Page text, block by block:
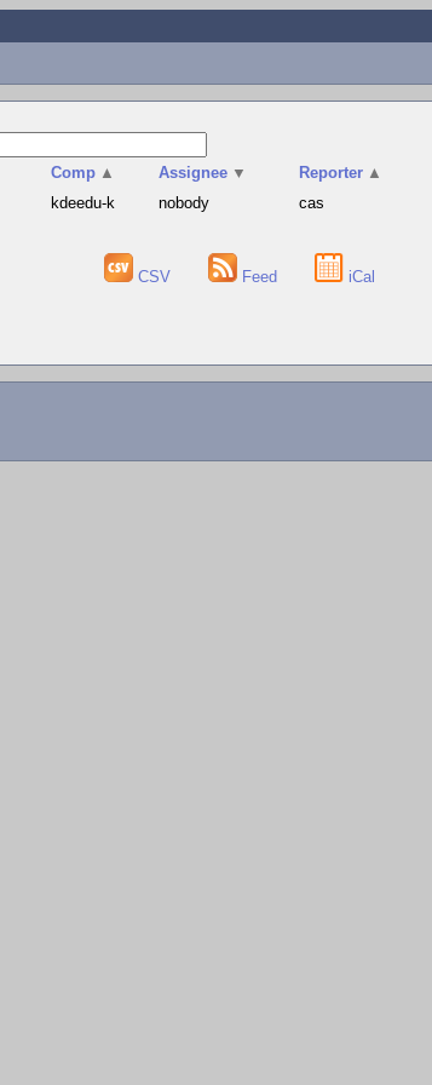
Comp ▲ Assignee ▼ Reporter ▲
kdeedu-k nobody cas
CSV Feed iCal